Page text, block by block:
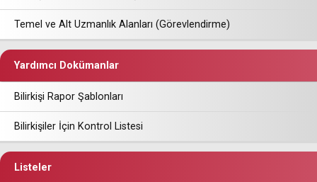
Temel ve Alt Uzmanlık Alanları (Görevlendirme)
Yardımcı Dokümanlar
Bilirkişi Rapor Şablonları
Bilirkişiler İçin Kontrol Listesi
Listeler